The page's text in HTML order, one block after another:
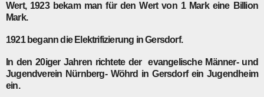
Wert, 1923 bekam man für den Wert von 1 Mark eine Billion
Mark.
1921 begann die Elektrifizierung in Gersdorf.
In den 20iger Jahren richtete der evangelische Männer- und
Jugendverein Nürnberg- Wöhrd in Gersdorf ein Jugendheim
ein.